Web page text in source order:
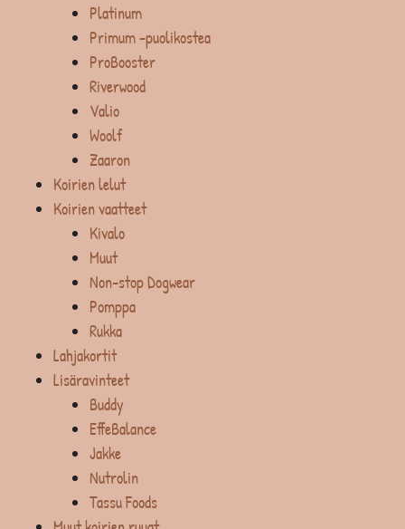
Platinum
Primum -puolikostea
ProBooster
Riverwood
Valio
Woolf
Zaaron
Koirien lelut
Koirien vaatteet
Kivalo
Muut
Non-stop Dogwear
Pomppa
Rukka
Lahjakortit
Lisäravinteet
Buddy
EffeBalance
Jakke
Nutrolin
Tassu Foods